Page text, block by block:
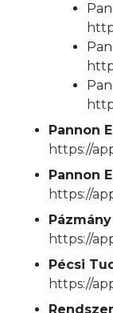
Pannon
https://
Pannon
https://
https://
Pécsi
https://